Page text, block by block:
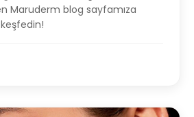
Maruderm blog sayfamıza